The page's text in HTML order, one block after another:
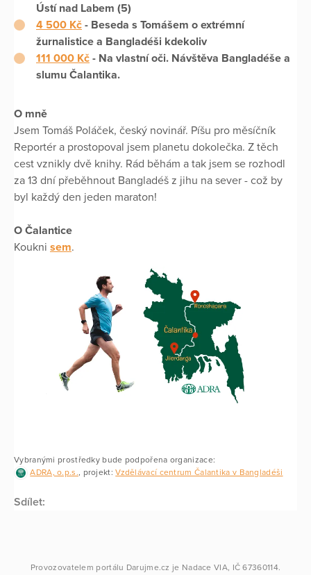
Ústí nad Labem (5)
4 500 Kč - Beseda s Tomášem o extrémní
žurnalistice a Bangladéši kdekoliv
111 000 Kč - Na vlastní oči. Návštěva Bangladéše a
slumu Čalantika.
O mně
Jsem Tomáš Poláček, český novinář. Píšu pro měsíčník
Reportér a prostopoval jsem planetu dokolečka. Z těch
cest vznikly dvě knihy. Rád běhám a tak jsem se rozhodl
za 13 dní přeběhnout Bangladéš z jihu na sever - což by
byl každý den jeden maraton!
O Čalantice
Koukni sem.
Vybranými prostředky bude podpořena organizace:
ADRA, o.p.s., projekt:Vzdělávací centrum Čalantika v Bangladéši
Sdílet:
Provozovatelem portálu Darujme.cz je Nadace VIA, IČ 67360114.